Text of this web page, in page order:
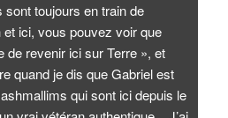
toujours en train de
ici, vous pouvez voir que
de revenir ici sur Terre », et
quand je dis que Gabriel est
qui sont ici depuis le